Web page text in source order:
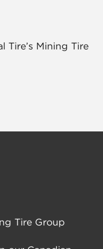
Tire’s Mining Tire
Tire Group